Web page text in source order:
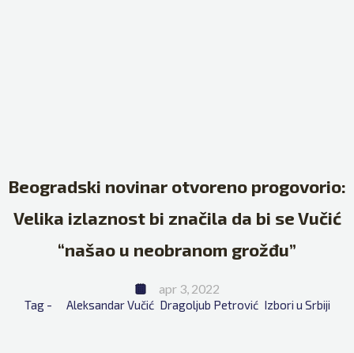
Beogradski novinar otvoreno progovorio:
Velika izlaznost bi značila da bi se Vučić
“našao u neobranom grožđu”
apr 3, 2022
Tag - Aleksandar Vučić Dragoljub Petrović Izbori u Srbiji